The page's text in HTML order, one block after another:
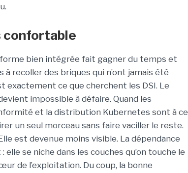
confortable
bien intégrée fait gagner du temps et
recoller des briques qui n’ont jamais été
exactement ce que cherchent les DSI. Le
impossible à défaire. Quand les
et la distribution Kubernetes sont à ce
un seul morceau sans faire vaciller le reste.
est devenue moins visible. La dépendance
elle se niche dans les couches qu’on touche le
de l’exploitation. Du coup, la bonne